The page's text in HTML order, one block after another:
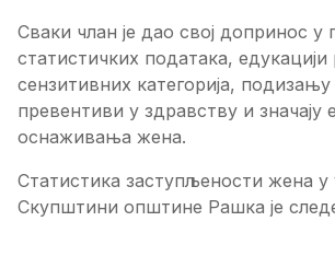
Сваки члан је дао свој допринос
статистичких података,
сензитивних категорија,
превентиви у здравству и значају
оснаживања жена.
Статистика заступљености жена
Скупштини општине Рашка је